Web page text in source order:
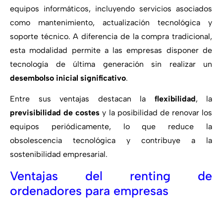
equipos informáticos, incluyendo servicios asociados
como mantenimiento, actualización tecnológica y
soporte técnico. A diferencia de la compra tradicional,
esta modalidad permite a las empresas disponer de
tecnología de última generación sin realizar un
desembolso inicial significativo.
Entre sus ventajas destacan la flexibilidad, la
previsibilidad de costes y la posibilidad de renovar los
equipos periódicamente, lo que reduce la
obsolescencia tecnológica y contribuye a la
sostenibilidad empresarial.
Ventajas del renting de
ordenadores para empresas